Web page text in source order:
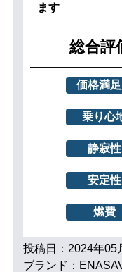
ます
総合評
価格満
乗り心
静寂性
安定性
燃費
投稿日：2024年05
ブランド：